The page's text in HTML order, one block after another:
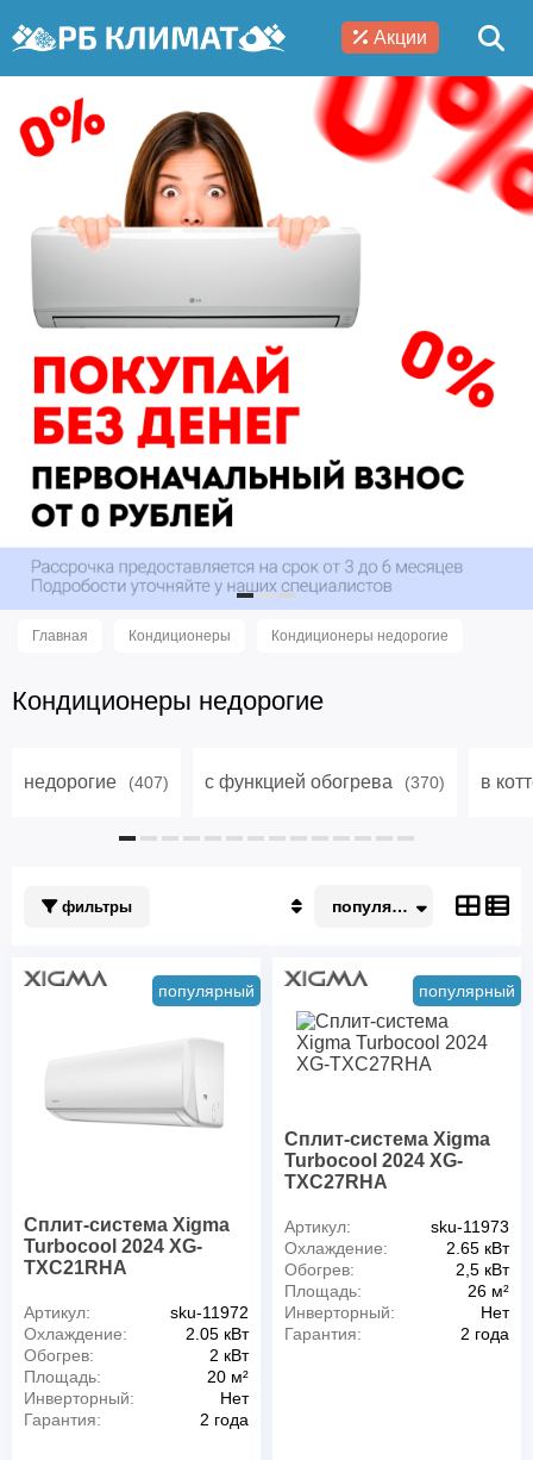
Акции
Главная Кондиционеры Кондиционеры недорогие
Кондиционеры недорогие
недорогие (407) с функцией обогрева (370) в
фильтры
Недорогие
Дорогие
популярные
Сплит-система Xigma
Turbocool 2024 XG-
TXС21RHA
Артикул:
sku-11972
Охлаждение:
2.05 кВт
Обогрев:
2 кВт
Площадь:
20 м²
Инверторный:
Нет
Гарантия:
2 года
Сплит-система Xigma
Turbocool 2024 XG-
TXС27RHA
Артикул:
sku-11973
Охлаждение:
2.65 кВт
Обогрев:
2,5 кВт
Площадь:
26 м²
Инверторный:
Нет
Гарантия:
2 года